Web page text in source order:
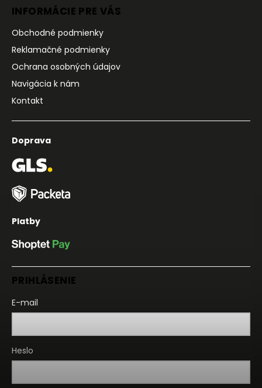
INFORMÁCIE PRE VÁS
Obchodné podmienky
Reklamačné podmienky
Ochrana osobných údajov
Navigácia k nám
Kontakt
Doprava
Platby
PRIHLÁSENIE
E-mail
Heslo